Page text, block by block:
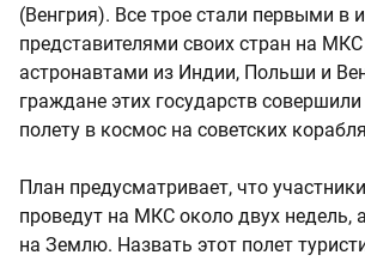
(Венгрия). Все трое стали первыми в
представителями своих стран на
астронавтами из Индии, Польши и
граждане этих государств
полету в космос на советских
План предусматривает, что
проведут на МКС около двух недель,
на Землю. Назвать этот полет